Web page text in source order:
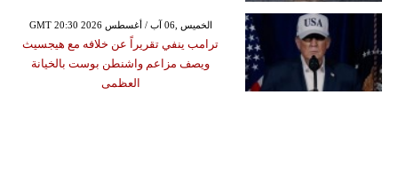
GMT 20:30 2026 الخميس ,06 آب / أغسطس
ترامب ينفي تقريراً عن خلافه مع هيجسيث
ويصف مزاعم واشنطن بوست بالخيانة
العظمى